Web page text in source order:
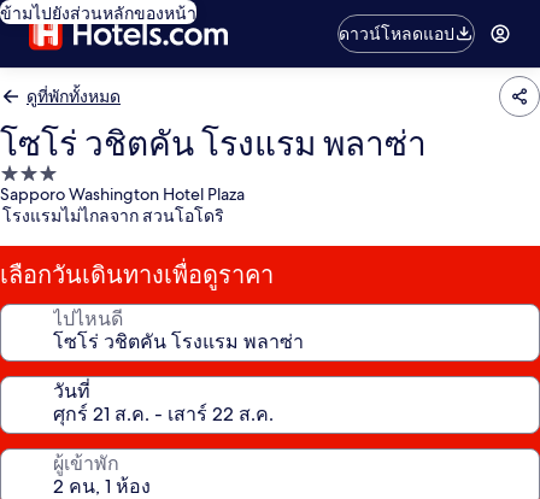
ข้ามไปยังส่วนหลักของหน้า
ดาวน์โหลดแอป
ดูที่พักทั้งหมด
โซโร่ วชิตคัน โรงแรม พลาซ่า
ที่พัก
3.0
Sapporo Washington Hotel Plaza
โรงแรมไม่ไกลจาก สวนโอโดริ
เลือกวันเดินทางเพื่อดูราคา
ไปไหนดี
วันที่
ผู้เข้าพัก